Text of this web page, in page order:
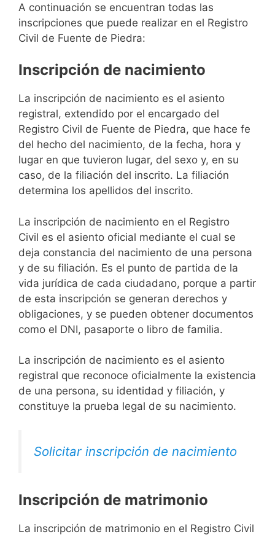
A continuación se encuentran todas las
inscripciones que puede realizar en el Registro
Civil de Fuente de Piedra:
Inscripción de nacimiento
La inscripción de nacimiento es el asiento
registral, extendido por el encargado del
Registro Civil de Fuente de Piedra, que hace fe
del hecho del nacimiento, de la fecha, hora y
lugar en que tuvieron lugar, del sexo y, en su
caso, de la filiación del inscrito. La filiación
determina los apellidos del inscrito.
La inscripción de nacimiento en el Registro
Civil es el asiento oficial mediante el cual se
deja constancia del nacimiento de una persona
y de su filiación. Es el punto de partida de la
vida jurídica de cada ciudadano, porque a partir
de esta inscripción se generan derechos y
obligaciones, y se pueden obtener documentos
como el DNI, pasaporte o libro de familia.
La inscripción de nacimiento es el asiento
registral que reconoce oficialmente la existencia
de una persona, su identidad y filiación, y
constituye la prueba legal de su nacimiento.
Solicitar inscripción de nacimiento
Inscripción de matrimonio
La inscripción de matrimonio en el Registro Civil